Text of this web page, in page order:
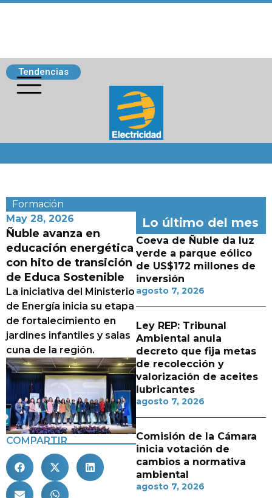
Tendencias
Formación
May 28, 2026
Ñuble avanza en
educación energética
con hito de transición
de Educa Sostenible
La iniciativa del Ministerio
de Energía inicia su etapa
de fortalecimiento en
jardines infantiles y salas
cuna de la región.
COMPARTIR
Lo último del mes
Coeva de Ñuble da luz
verde a parque eólico
de US$172 millones de
inversión
agosto 7, 2026
Ley REP: Tribunal
Ambiental anula
decreto que fija metas
de recolección y
valorización de aceites
lubricantes
agosto 7, 2026
Comisión de la Cámara
inicia votación de
cambios a normativa
ambiental
agosto 7, 2026